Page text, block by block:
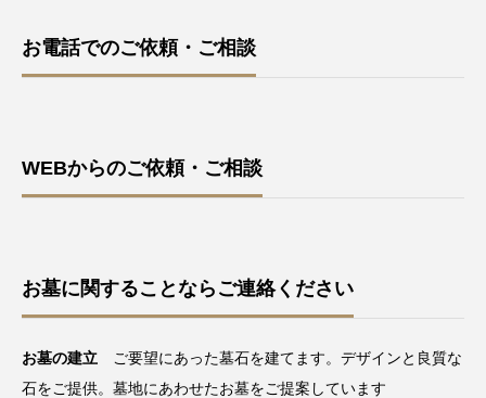
お電話でのご依頼・ご相談
WEBからのご依頼・ご相談
お墓に関することならご連絡ください
お墓の建立 ご要望にあった墓石を建てます。デザインと良質な
石をご提供。墓地にあわせたお墓をご提案しています